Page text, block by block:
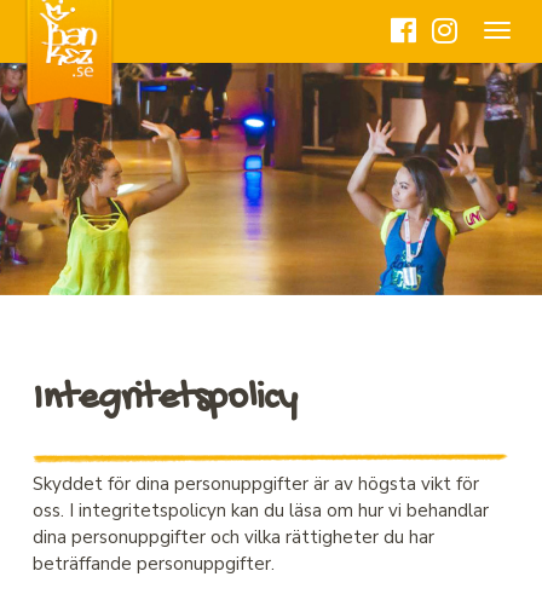
Toggle
Integritetspolicy
Skyddet för dina personuppgifter är av högsta vikt för
oss. I integritetspolicyn kan du läsa om hur vi behandlar
dina personuppgifter och vilka rättigheter du har
beträffande personuppgifter.